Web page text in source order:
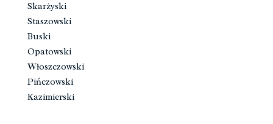
Skarżyski
Staszowski
Buski
Opatowski
Włoszczowski
Pińczowski
Kazimierski